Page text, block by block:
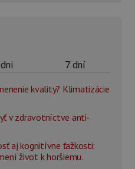
7 dní
kvality? Klimatizácie
v zdravotníctve anti-
aj kognitívne ťažkosti:
život k horšiemu.